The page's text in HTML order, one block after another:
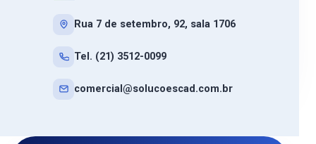
Rua 7 de setembro, 92, sala 1706
Tel. (21) 3512-0099
comercial@solucoescad.com.br